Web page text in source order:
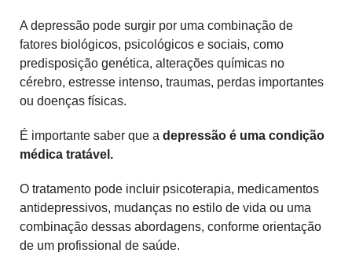
A depressão pode surgir por uma combinação de
fatores biológicos, psicológicos e sociais, como
predisposição genética, alterações químicas no
cérebro, estresse intenso, traumas, perdas importantes
ou doenças físicas.
É importante saber que a depressão é uma condição
médica tratável.
O tratamento pode incluir psicoterapia, medicamentos
antidepressivos, mudanças no estilo de vida ou uma
combinação dessas abordagens, conforme orientação
de um profissional de saúde.